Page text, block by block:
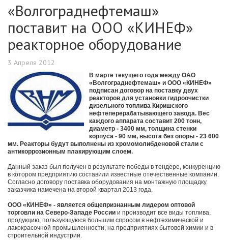
«Волгограднефтемаш»
поставит на ООО «КИНЕФ»
реакторное оборудование
3 Апреля 2012
В марте текущего года между ОАО
«Волгограднефтемаш» и ООО «КИНЕФ»
подписан договор на поставку двух
реакторов для установки гидроочистки
дизельного топлива Киришского
нефтеперерабатывающего завода. Вес
каждого аппарата составит 200 тонн,
диаметр - 3400 мм, толщина стенки
корпуса - 90 мм, высота без опоры - 23 600
мм. Реакторы будут выполнены из хромомолибденовой стали с
антикоррозионным плакирующим слоем.
Данный заказ был получен в результате победы в тендере, конкуренцию
в котором предприятию составили известные отечественные компании.
Согласно договору поставка оборудования на монтажную площадку
заказчика намечена на второй квартал 2013 года.
ООО «КИНЕФ» - является общепризнанным лидером оптовой
торговли на Северо-Западе России и производит все виды топлива,
продукцию, пользующуюся большим спросом в нефтехимической и
лакокрасочной промышленности, на предприятиях бытовой химии и в
строительной индустрии.